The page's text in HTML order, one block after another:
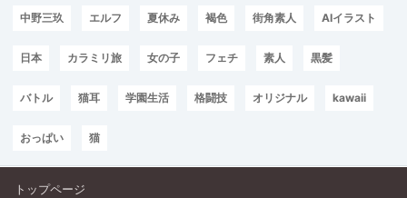
中野三玖 エルフ 夏休み 褐色 街角素人 AIイラスト
日本 カラミリ旅 女の子 フェチ 素人 黒髪
バトル 猫耳 学園生活 格闘技 オリジナル kawaii
おっぱい 猫
トップページ